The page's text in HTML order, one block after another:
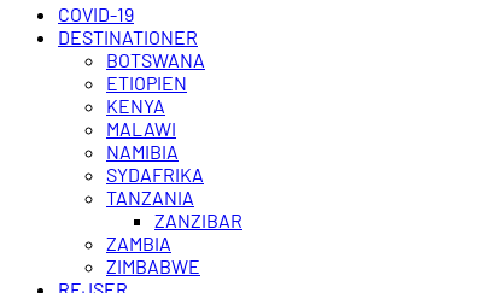
COVID-19
DESTINATIONER
BOTSWANA
ETIOPIEN
KENYA
MALAWI
NAMIBIA
SYDAFRIKA
TANZANIA
ZANZIBAR
ZAMBIA
ZIMBABWE